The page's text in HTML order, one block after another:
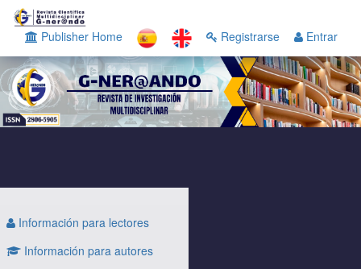
Navegación
principal
Contenido
principal
Barra
lateral
Publisher Home Registrarse Entrar
Información para lectores
Información para autores